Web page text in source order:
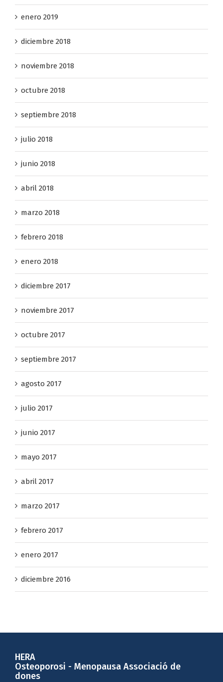
enero 2019
diciembre 2018
noviembre 2018
octubre 2018
septiembre 2018
julio 2018
junio 2018
abril 2018
marzo 2018
febrero 2018
enero 2018
diciembre 2017
noviembre 2017
octubre 2017
septiembre 2017
agosto 2017
julio 2017
junio 2017
mayo 2017
abril 2017
marzo 2017
febrero 2017
enero 2017
diciembre 2016
HERA
Osteoporosi - Menopausa Associació de
dones